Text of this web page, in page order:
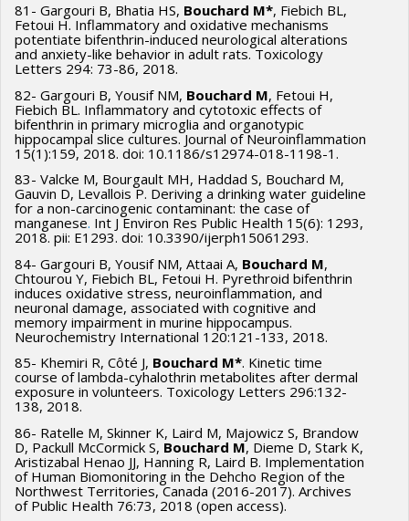
81- Gargouri B, Bhatia HS, Bouchard M*, Fiebich BL,
Fetoui H. Inflammatory and oxidative mechanisms
potentiate bifenthrin-induced neurological alterations
and anxiety-like behavior in adult rats. Toxicology
Letters 294: 73-86, 2018.
82- Gargouri B, Yousif NM, Bouchard M, Fetoui H,
Fiebich BL. Inflammatory and cytotoxic effects of
bifenthrin in primary microglia and organotypic
hippocampal slice cultures. Journal of Neuroinflammation
15(1):159, 2018. doi: 10.1186/s12974-018-1198-1.
83- Valcke M, Bourgault MH, Haddad S, Bouchard M,
Gauvin D, Levallois P. Deriving a drinking water guideline
for a non-carcinogenic contaminant: the case of
manganese. Int J Environ Res Public Health 15(6): 1293,
2018. pii: E1293. doi: 10.3390/ijerph15061293.
84- Gargouri B, Yousif NM, Attaai A, Bouchard M,
Chtourou Y, Fiebich BL, Fetoui H. Pyrethroid bifenthrin
induces oxidative stress, neuroinflammation, and
neuronal damage, associated with cognitive and
memory impairment in murine hippocampus.
Neurochemistry International 120:121-133, 2018.
85- Khemiri R, Côté J, Bouchard M*. Kinetic time
course of lambda-cyhalothrin metabolites after dermal
exposure in volunteers. Toxicology Letters 296:132-
138, 2018.
86- Ratelle M, Skinner K, Laird M, Majowicz S, Brandow
D, Packull McCormick S, Bouchard M, Dieme D, Stark K,
Aristizabal Henao JJ, Hanning R, Laird B. Implementation
of Human Biomonitoring in the Dehcho Region of the
Northwest Territories, Canada (2016-2017). Archives
of Public Health 76:73, 2018 (open access).